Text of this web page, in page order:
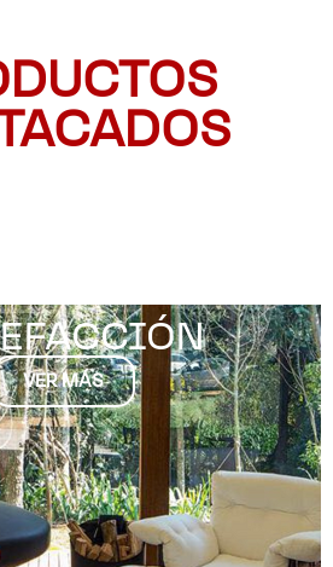
VER MÁS